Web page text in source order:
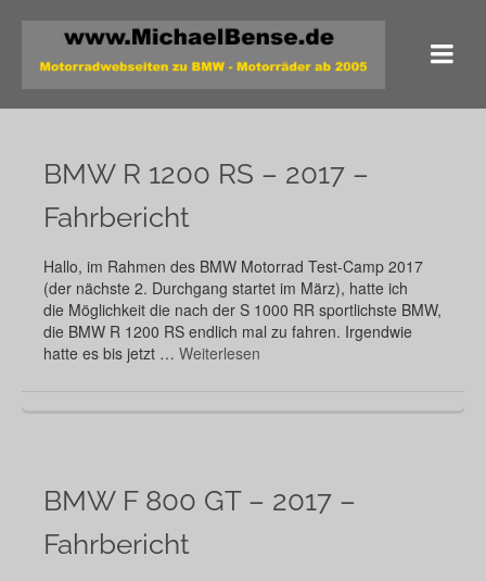
BMW R 1200 RS – 2017 –
Fahrbericht
Hallo, im Rahmen des BMW Motorrad Test-Camp 2017
(der nächste 2. Durchgang startet im März), hatte ich
die Möglichkeit die nach der S 1000 RR sportlichste BMW,
die BMW R 1200 RS endlich mal zu fahren. Irgendwie
hatte es bis jetzt … Weiterlesen
BMW F 800 GT – 2017 –
Fahrbericht